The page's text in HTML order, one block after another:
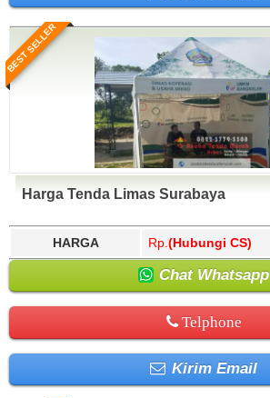
BEST SELLER
Harga Tenda Limas Surabaya
HARGA Rp. (Hubungi CS)
Chat Whatsapp
Telphone
Kirim Email